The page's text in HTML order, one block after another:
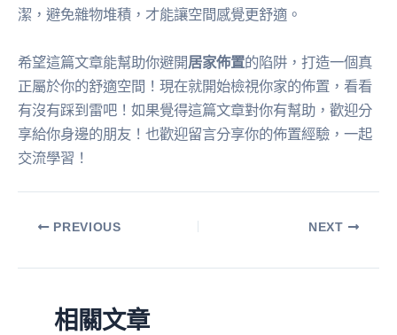
潔，避免雜物堆積，才能讓空間感覺更舒適。
希望這篇文章能幫助你避開居家佈置的陷阱，打造一個真
正屬於你的舒適空間！現在就開始檢視你家的佈置，看看
有沒有踩到雷吧！如果覺得這篇文章對你有幫助，歡迎分
享給你身邊的朋友！也歡迎留言分享你的佈置經驗，一起
交流學習！
PREVIOUS NEXT
相關文章